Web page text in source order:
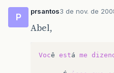
P
prsantos3 de nov. de
Abel,
Você está me